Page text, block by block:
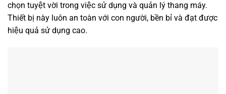
chọn tuyệt vời trong việc sử dụng và quản lý thang máy.
Thiết bị này luôn an toàn với con người, bền bỉ và đạt được
hiệu quả sử dụng cao.